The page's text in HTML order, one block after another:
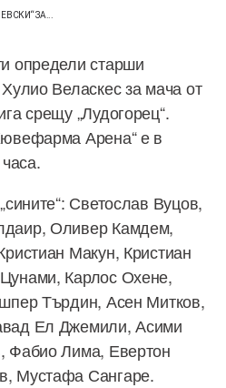
ЗА...
определи старши
Веласкес за мача от
срещу „Лудогорец“.
Арена“ е в
Светослав Вуцов,
Оливер Камдем,
Макун, Кристиан
Карлос Охене,
Търдин, Асен Митков,
Ел Джемили, Асими
Фабио Лима, Евертон
Мустафа Сангаре.